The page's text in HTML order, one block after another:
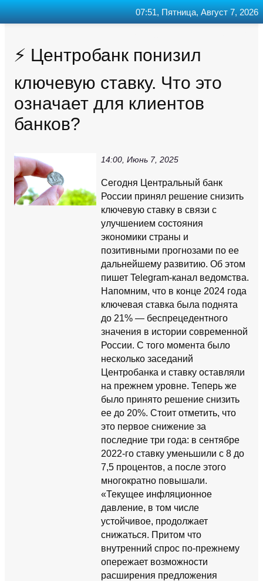
⚡️ Центробанк понизил
ключевую ставку. Что это
означает для клиентов
банков?
14:00, Июнь 7, 2025
Сегодня Центральный банк
России принял решение снизить
ключевую ставку в связи с
улучшением состояния
экономики страны и
позитивными прогнозами по ее
дальнейшему развитию. Об этом
пишет Telegram-канал ведомства.
Напомним, что в конце 2024 года
ключевая ставка была поднята
до 21% — беспрецедентного
значения в истории современной
России. С того момента было
несколько заседаний
Центробанка и ставку оставляли
на прежнем уровне. Теперь же
было принято решение снизить
ее до 20%. Стоит отметить, что
это первое снижение за
последние три года: в сентябре
2022-го ставку уменьшили с 8 до
7,5 процентов, а после этого
многократно повышали.
«Текущее инфляционное
давление, в том числе
устойчивое, продолжает
снижаться. Притом что
внутренний спрос по-прежнему
опережает возможности
расширения предложения
07:51, Пятница, Август 7, 2026